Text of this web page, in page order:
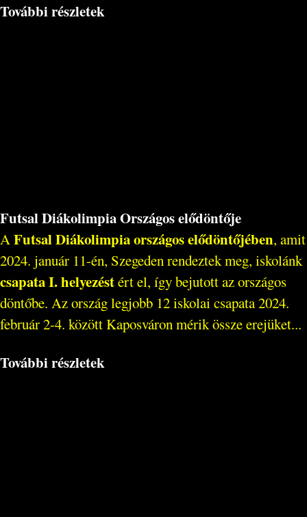
További részletek
Futsal Diákolimpia Országos elődöntője
AFutsal Diákolimpia országos elődöntőjében, amit
2024. január 11-én, Szegeden rendeztek meg, iskolánk
csapata I. helyezéstért el, így bejutott az országos
döntőbe. Az ország legjobb 12 iskolai csapata 2024.
február 2-4. között Kaposváron mérik össze erejüket...
További részletek